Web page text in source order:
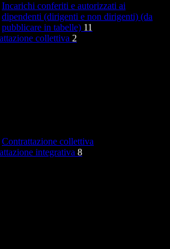
Incarichi conferiti e autorizzati ai
dipendenti (dirigenti e non dirigenti) (da
pubblicare in tabelle) 11
collettiva 2
Contrattazione collettiva
integrativa 8